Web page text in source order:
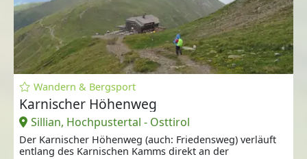
Wandern & Bergsport
Karnischer Höhenweg
Sillian, Hochpustertal - Osttirol
Der Karnischer Höhenweg (auch: Friedensweg) verläuft
entlang des Karnischen Kamms direkt an der